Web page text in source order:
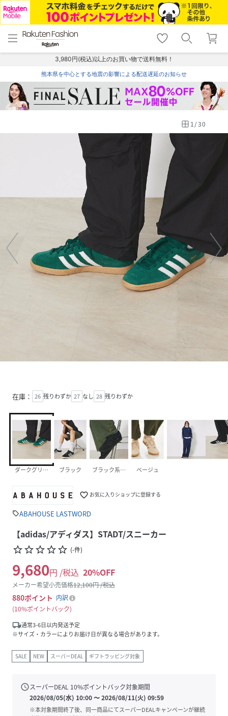
menu home
トップ
shopping_cart lock_outline
ログイン
3,980円(税込)以上のお買い物で送料無料！
熊本県を中心とする地震の影響による配送遅延のお知らせ
1/30
在庫： 26 残りわずか 27 なし 28 残りわずか
ダークグリーン ブラック ブラック系その他1ベージュ
favorite_border お気に入りショップに登録する
sellABAHOUSE LASTWORD
【adidas/アディダス】STADT/スニーカー
star_borderstar_borderstar_borderstar_borderstar_border (-件)
9,680円 /税込 20%OFF
メーカー希望小売価格12,100円 /税込
880ポイント 内訳
10%ポイントバック
local_shipping通常3-6日以内発送予定
※サイズ・カラーによりお届け日が異なる場合があります。
SALE NEW スーパーDEAL ギフトラッピング対象
scheduleスーパーDEAL 10%ポイントバック対象期間
2026/08/05(水) 10:00〜2026/08/11(火) 09:59
※本対象期間終了後、同一商品にてスーパーDEALキャンペーンが継続